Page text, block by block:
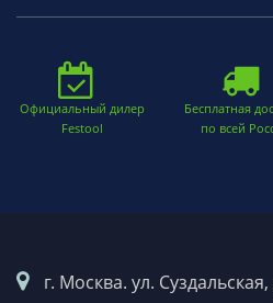
Официальный дилер
Festool
Бесплатная
по всей
г. Москва. ул.